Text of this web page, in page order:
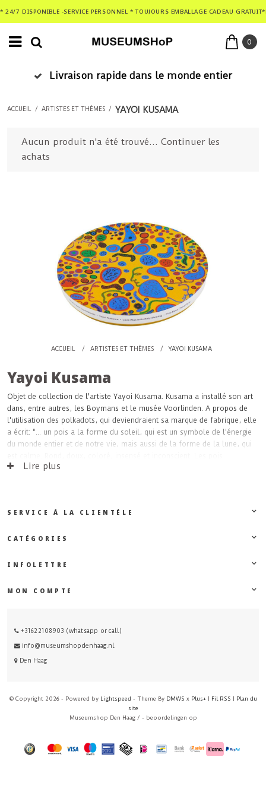
* 24/7 DISPONIBLE -SERVICE PERSONNEL * TOUJOURS EMBALLAGE CADEAU
0
Livraison rapide dans le monde entier
ACCUEIL / ARTISTES ET THÈMES / YAYOI KUSAMA
Aucun produit n'a été trouvé... Continuer les
achats
ACCUEIL / ARTISTES ET THÈMES / YAYOI KUSAMA
Yayoi Kusama
Objet de collection de l'artiste Yayoi Kusama. Kusama a installé son art
dans, entre autres, les Boymans et le musée Voorlinden. A propos de
l'utilisation des polkadots, qui deviendraient sa marque de fabrique, elle
a écrit: "... un pois a la forme du soleil, qui est un symbole de l'énergie
du monde entier et de notre vie, mais aussi de la forme de la lune, qui
deviennent des mouvements ... Les pois sont un moyen d’infini. "
Lire plus
SERVICE À LA CLIENTÈLE
CATÉGORIES
INFOLETTRE
MON COMPTE
+31622108903 (whatsapp or call)
info@museumshopdenhaag.nl
Den Haag
© Copyright 2026 - Powered by Lightspeed - Theme By DMWS x Plus+| Fil RSS
Plan du
site
Museumshop Den Haag / - beoordelingen op